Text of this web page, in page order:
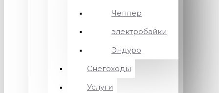
Чеппер
электробайки
Эндуро
Снегоходы
Услуги